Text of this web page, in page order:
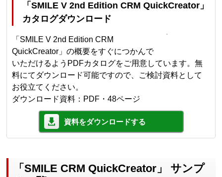
「SMILE V 2nd Edition CRM QuickCreator」
カタログダウンロード
「SMILE V 2nd Edition CRM
QuickCreator」の概要をすぐにつかんで
いただけるようPDFカタログをご用意しています。無
料にてダウンロード可能ですので、ご検討資料として
お役立てください。
ダウンロード資料：PDF・48ページ
資料をダウンロードする
「SMILE CRM QuickCreator」 サンプ